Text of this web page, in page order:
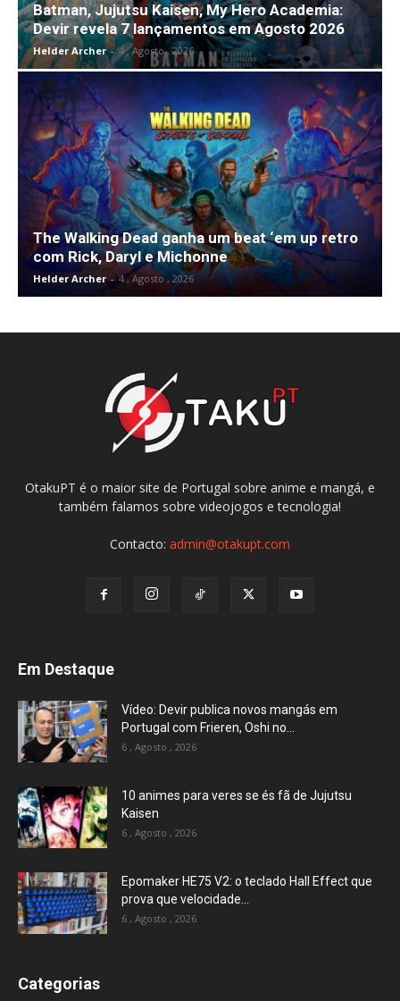
Batman, Jujutsu Kaisen, My Hero Academia:
Devir revela 7 lançamentos em Agosto 2026
Helder Archer - 4 , Agosto , 2026
The Walking Dead ganha um beat ‘em up retro
com Rick, Daryl e Michonne
Helder Archer - 4 , Agosto , 2026
OtakuPT é o maior site de Portugal sobre anime e mangá, e
também falamos sobre videojogos e tecnologia!
Contacto: admin@otakupt.com
Em Destaque
Vídeo: Devir publica novos mangás em
Portugal com Frieren, Oshi no...
6 , Agosto , 2026
10 animes para veres se és fã de Jujutsu
Kaisen
6 , Agosto , 2026
Epomaker HE75 V2: o teclado Hall Effect que
prova que velocidade...
6 , Agosto , 2026
Categorias